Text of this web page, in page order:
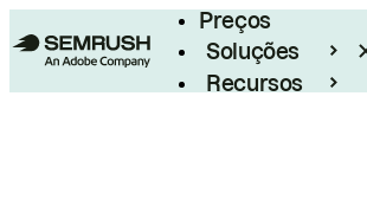
Preços
Soluções
Recursos